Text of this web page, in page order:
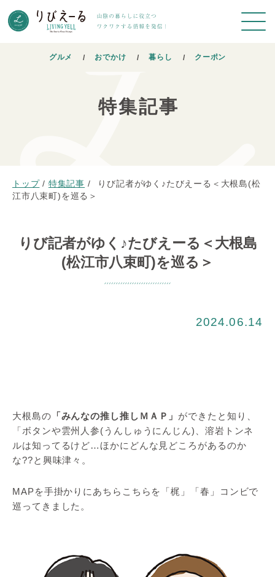
グルメ おでかけ 暮らし クーポン
特集記事
トップ / 特集記事 /
りび記者がゆく♪たびえーる＜大根島(松
江市八束町)を巡る＞
りび記者がゆく♪たびえーる＜大根島
(松江市八束町)を巡る＞
2024.06.14
大根島の 「みんなの推し推しＭＡＰ」 ができたと知り、
「ボタンや雲州人参(うんしゅうにんじん)、溶岩トンネ
ルは知ってるけど…ほかにどんな見どころがあるのか
な??と興味津々。
MAPを手掛かりにあちらこちらを「梶」「春」コンビで
巡ってきました。